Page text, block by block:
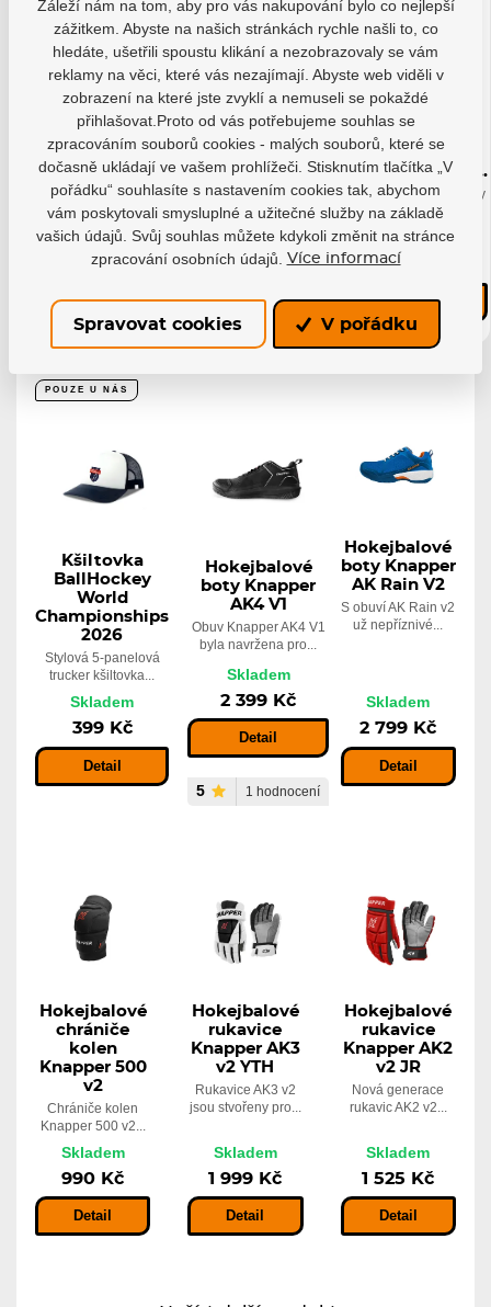
Dámské triko
BallHockey
World
Championships
2026
Dámské triko
BallHockey World...
Skladem
499 Kč
Detail
Mikina s kapucí
BallHockey
World
Championships
2026
Unisex mikina
Skladem
1 199 Kč
Detail
Kraťasy
sportovní
BallHockey
World
Championships...
Lehké sportovní kraťasy
BallHockey World...
Skladem
599 Kč
Detail
POUZE U NÁS
Kšiltovka
BallHockey
World
Championships
2026
Stylová 5-panelová
trucker kšiltovka...
Skladem
399 Kč
Detail
Hokejbalové
boty Knapper
AK4 V1
Obuv Knapper AK4 V1
byla navržena pro...
Skladem
2 399 Kč
Detail
5 1 hodnocení
Hokejbalové
boty Knapper
AK Rain V2
S obuví AK Rain v2
už nepříznivé...
Skladem
2 799 Kč
Detail
Hokejbalové
chrániče
kolen
Knapper 500
v2
Chrániče kolen
Knapper 500 v2...
Skladem
990 Kč
Detail
Hokejbalové
rukavice
Knapper AK3
v2 YTH
Rukavice AK3 v2
jsou stvořeny pro...
Skladem
1 999 Kč
Detail
Hokejbalové
rukavice
Knapper AK2
v2 JR
Nová generace
rukavic AK2 v2...
Skladem
1 525 Kč
Detail
Záleží nám na tom, aby pro vás nakupování bylo co nejlepší
zážitkem. Abyste na našich stránkách rychle našli to, co
hledáte, ušetřili spoustu klikání a nezobrazovaly se vám
reklamy na věci, které vás nezajímají. Abyste web viděli v
zobrazení na které jste zvyklí a nemuseli se pokaždé
přihlašovat.Proto od vás potřebujeme souhlas se
zpracováním souborů cookies - malých souborů, které se
dočasně ukládají ve vašem prohlížeči. Stisknutím tlačítka „V
pořádku“ souhlasíte s nastavením cookies tak, abychom
vám poskytovali smysluplné a užitečné služby na základě
vašich údajů. Svůj souhlas můžete kdykoli změnit na stránce
zpracování osobních údajů.
Více informací
Spravovat cookies V pořádku